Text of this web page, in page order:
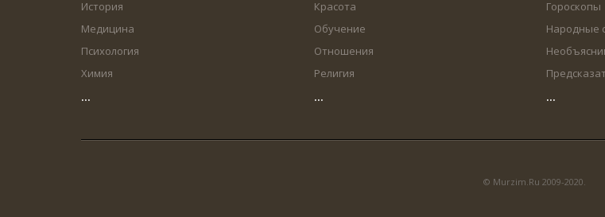
История
Медицина
Психология
Химия
...
Красота
Обучение
Отношения
Религия
...
Гороскопы
Народные
...
© Murzim.Ru 2009-2020.